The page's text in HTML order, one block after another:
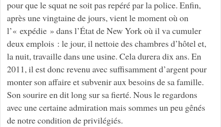
pour que le squat ne soit pas repéré par la police. Enfin,
après une vingtaine de jours, vient le moment où on
l’« expédie » dans l’État de New York où il va cumuler
deux emplois : le jour, il nettoie des chambres d’hôtel et,
la nuit, travaille dans une usine. Cela durera dix ans. En
2011, il est donc revenu avec suffisamment d’argent pour
monter son affaire et subvenir aux besoins de sa famille.
Son sourire en dit long sur sa fierté. Nous le regardons
avec une certaine admiration mais sommes un peu gênés
de notre condition de privilégiés.